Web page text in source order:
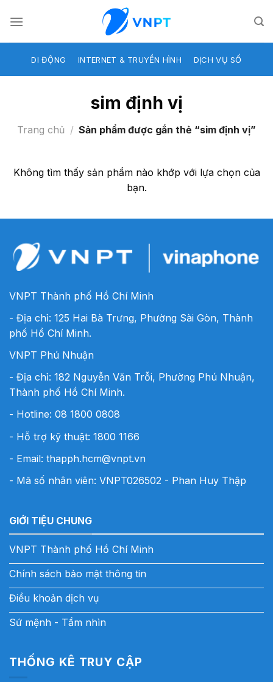
DI ĐỘNG INTERNET & TRUYỀN HÌNH DỊCH VỤ SỐ
sim định vị
Trang chủ / Sản phẩm được gắn thẻ “sim định vị”
Không tìm thấy sản phẩm nào khớp với lựa chọn của
bạn.
VNPT Thành phố Hồ Chí Minh
- Địa chỉ: 125 Hai Bà Trưng, Phường Sài Gòn, Thành
phố Hồ Chí Minh.
VNPT Phú Nhuận
- Địa chỉ: 182 Nguyễn Văn Trỗi, Phường Phú Nhuận,
Thành phố Hồ Chí Minh.
- Hotline: 08 1800 0808
- Hỗ trợ kỹ thuật: 1800 1166
- Email: thapph.hcm@vnpt.vn
- Mã số nhân viên: VNPT026502 - Phan Huy Thập
GIỚI TIỆU CHUNG
VNPT Thành phố Hồ Chí Minh
Chính sách bảo mật thông tin
Điều khoản dịch vụ
Sứ mệnh - Tầm nhìn
THỐNG KÊ TRUY CẬP